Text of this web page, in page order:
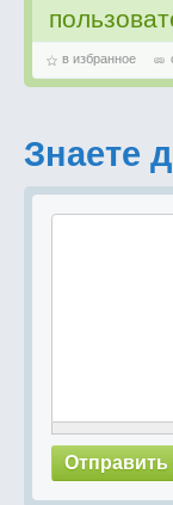
в избранное
Знаете